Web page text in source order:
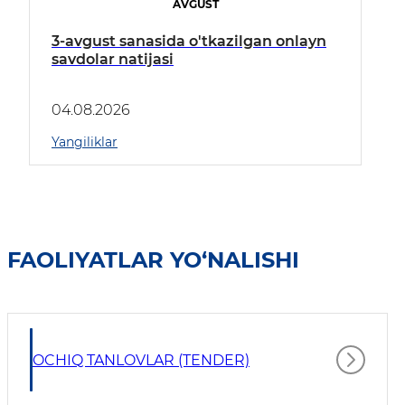
AVGUST
3-avgust sanasida o'tkazilgan onlayn
savdolar natijasi
04.08.2026
Yangiliklar
FAOLIYATLAR YO‘NALISHI
OCHIQ TANLOVLAR (TENDER)